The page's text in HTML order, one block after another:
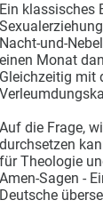
Ein klassisches
Nacht-und-
einen Monat
Gleichzeitig mit
Auf die Frage,
durchsetzen
für Theologie
Amen-Sagen -
Deutsche